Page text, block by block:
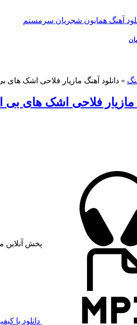
» دانلود آهنگ مازیار فلاحی اشک های بی
مازیار فلاحی اشک های بی
پخش آنلاین
دانلود با کیفیت